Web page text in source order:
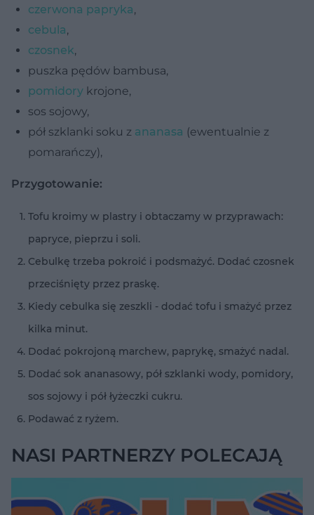
czerwona papryka,
cebula,
czosnek,
puszka pędów bambusa,
pomidory krojone,
sos sojowy,
pół szklanki soku z ananasa (ewentualnie z
pomarańczy),
Przygotowanie:
Tofu kroimy w plastry i obtaczamy w przyprawach:
papryce, pieprzu i soli.
Cebulkę trzeba pokroić i podsmażyć. Dodać czosnek
przeciśnięty przez praskę.
Kiedy cebulka się zeszkli - dodać tofu i smażyć przez
kilka minut.
Dodać pokrojoną marchew, paprykę, smażyć nadal.
Dodać sok ananasowy, pół szklanki wody, pomidory,
sos sojowy i pół łyżeczki cukru.
Podawać z ryżem.
NASI PARTNERZY POLECAJĄ